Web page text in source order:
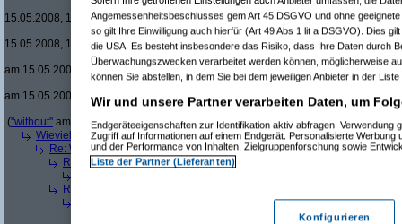
Re(19): Men in Black
15.05.2008, 17:43:00)
Re(20): Men in
15.05.2008, 17:46:13)
Re(21): Men in
am 15.05.2008, 17:49:46)
Re(22): Men
am 15.05.2008, 18:07:18)
Re(23):
("without" am 15.05.2008, 18:13:17)
Wieviele blus/hd-dvds habt ihr schon?(bröslam 15.05.2008, 18:06:08)
Re: Wieviele blus/hd-dvds habt ihr schon?(ducducam 15.05.2008,
Re(2): Wieviele blus/hd-dvds habt ihr schon?
Re(2): Wieviele blus/hd-dvds habt ihr schon?
Re(3): Wieviele blus/hd-dvds habt ihr schon?(ducducam
Re(4): Wieviele blus/hd-dvds habt ihr schon?(hackenbush
Angemessenheitsbeschlusses gem Art 45 DSGVO und ohne
so gilt Ihre Einwilligung auch hierfür (Art 49 Abs 1 lit a DSGVO). Dies
die USA. Es besteht insbesondere das Risiko, dass Ihre Daten durch
Überwachungszwecken verarbeitet werden können, möglicherweise
können Sie abstellen, in dem Sie bei dem jeweiligen Anbieter in der
Wir und unsere Partner verarbeiten Daten, um
Endgeräteeigenschaften zur Identifikation aktiv abfragen. Verwendung
Zugriff auf Informationen auf einem Endgerät. Personalisierte Werbung
und der Performance von Inhalten, Zielgruppenforschung sowie
Liste der Partner (Lieferanten)
Konfigurieren